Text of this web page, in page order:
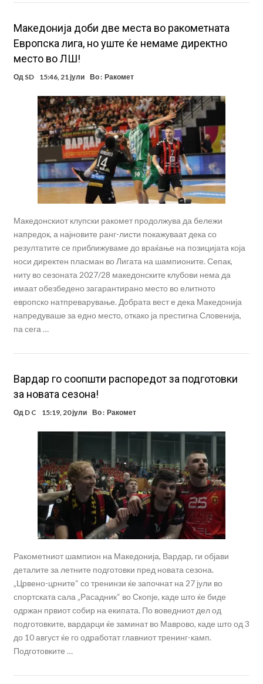
Македонија доби две места во ракометната
Европска лига, но уште ќе немаме директно
место во ЛШ!
Од SD 15:46, 21 јули Во : Ракомет
Македонскиот клупски ракомет продолжува да бележи
напредок, а најновите ранг-листи покажуваат дека со
резултатите се приближуваме до враќање на позицијата која
носи директен пласман во Лигата на шампионите. Сепак,
ниту во сезоната 2027/28 македонските клубови нема да
имаат обезбедено загарантирано место во елитното
европско натпреварување. Добрата вест е дека Македонија
напредуваше за едно место, откако ја престигна Словенија,
па сега …
Вардар го соопшти распоредот за подготовки
за новата сезона!
Од D C 15:19, 20 јули Во : Ракомет
Ракометниот шампион на Македонија, Вардар, ги објави
деталите за летните подготовки пред новата сезона.
„Црвено-црните“ со тренинзи ќе започнат на 27 јули во
спортската сала „Расадник“ во Скопје, каде што ќе биде
одржан првиот собир на екипата. По воведниот дел од
подготовките, вардарци ќе заминат во Маврово, каде што од 3
до 10 август ќе го одработат главниот тренинг-камп.
Подготовките …